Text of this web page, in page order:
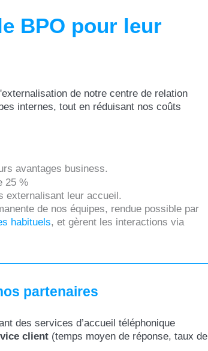
BPO pour leur
de notre centre de relation
internes, tout en réduisant nos coûts
avantages business.
25 %
externalisant leur accueil.
de nos équipes, rendue possible par
habituels, et gèrent les interactions via
partenaires
des services d’accueil téléphonique
client (temps moyen de réponse, taux de